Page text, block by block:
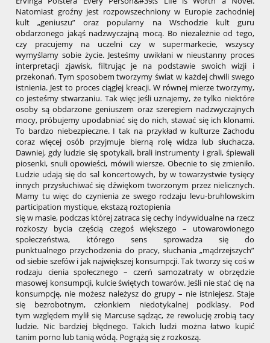
Natomiast groźny jest rozpowszechniony w Europie zachodniej
kult „geniuszu” oraz popularny na Wschodzie kult guru
obdarzonego jakąś nadzwyczajną mocą. Bo niezależnie od tego,
czy pracujemy na uczelni czy w supermarkecie, wszyscy
wymyślamy sobie życie. Jesteśmy uwikłani w nieustanny proces
interpretacji zjawisk, filtrując je na podstawie swoich wizji i
przekonań. Tym sposobem tworzymy świat w każdej chwili swego
istnienia. Jest to proces ciągłej kreacji. W równej mierze tworzymy,
co jesteśmy stwarzaniu. Tak więc jeśli uznajemy, że tylko niektóre
osoby są obdarzone geniuszem oraz szeregiem nadzwyczajnych
mocy, próbujemy upodabniać się do nich, stawać się ich klonami.
To bardzo niebezpieczne. I tak na przykład w kulturze Zachodu
coraz więcej osób przyjmuje bierną rolę widza lub słuchacza.
Dawniej, gdy ludzie się spotykali, brali instrumenty i grali, śpiewali
piosenki, snuli opowieści, mówili wiersze. Obecnie to się zmieniło.
Ludzie udają się do sal koncertowych, by w towarzystwie tysięcy
innych przysłuchiwać się dźwiękom tworzonym przez nielicznych.
Mamy tu więc do czynienia ze swego rodzaju levu-bruhlowskim
participation mystique, ekstazą roztopienia
się w masie, podczas której zatraca się cechy indywidualne na rzecz
rozkoszy bycia częścią czegoś większego – utowarowionego
społeczeństwa, którego sens sprowadza się do
punktualnego przychodzenia do pracy, słuchania „mądrzejszych”
od siebie szefów i jak największej konsumpcji. Tak tworzy się coś w
rodzaju cienia społecznego – czerń samozatraty w obrzędzie
masowej konsumpcji, kulcie świętych towarów. Jeśli nie stać cię na
konsumpcję, nie możesz należysz do grupy – nie istniejesz. Staje
się bezrobotnym, członkiem niedotykalnej podklasy. Pod
tym względem mylił się Marcuse sądząc, że rewolucję zrobią tacy
ludzie. Nic bardziej błędnego. Takich ludzi można łatwo kupić
tanim porno lub tanią wódą. Pogrążą się z rozkoszą.